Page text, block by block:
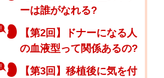
ーは誰がなれる?
【第2回】ドナーになる人
の血液型って関係あるの?
【第3回】移植後に気を付